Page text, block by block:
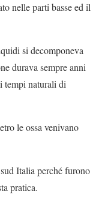
nelle parti basse ed il
si decomponeva
durava sempre anni
tempi naturali di
le ossa venivano
Italia perché furono
pratica.